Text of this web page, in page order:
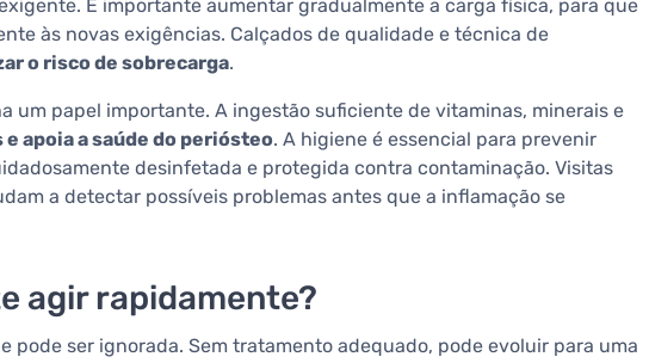
É importante aumentar gradualmente a carga física, para que
às novas exigências. Calçados de qualidade e técnica de
o risco de sobrecarga.
um papel importante. A ingestão suficiente de vitaminas, minerais e
apoia a saúde do periósteo. A higiene é essencial para prevenir
desinfetada e protegida contra contaminação. Visitas
a detectar possíveis problemas antes que a inflamação se
agir rapidamente?
pode ser ignorada. Sem tratamento adequado, pode evoluir para uma